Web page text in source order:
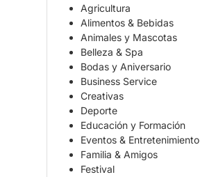
Agricultura
Alimentos & Bebidas
Animales y Mascotas
Belleza & Spa
Bodas y Aniversario
Business Service
Creativas
Deporte
Educación y Formación
Eventos & Entretenimiento
Familia & Amigos
Festival